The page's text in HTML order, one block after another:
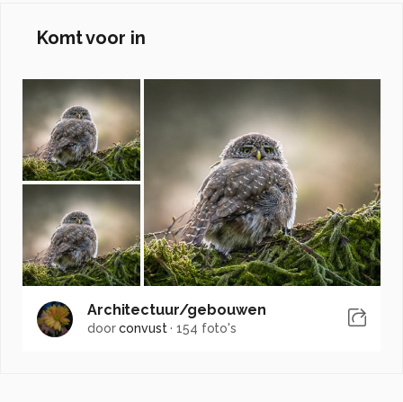
Komt voor in
Architectuur/gebouwen
doorconvust·154 foto's